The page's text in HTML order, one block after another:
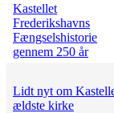
Kastellet
Frederikshavns
Fængselshistorie
gennem 250 år
Lidt nyt om
ældste kirke